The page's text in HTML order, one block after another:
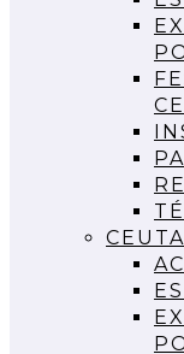
CEUTA